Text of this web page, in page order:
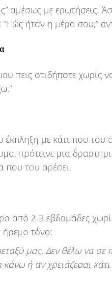
αμέσως με ερωτήσεις.
ήταν η μέρα σου;” αντί
πεις οτιδήποτε χωρίς
έκπληξη με κάτι που
πρότεινε μια
που του αρέσει.
από 2-3 εβδομάδες
ήρεμο τόνο:
μας. Δεν θέλω να
ή αν χρειάζεσαι